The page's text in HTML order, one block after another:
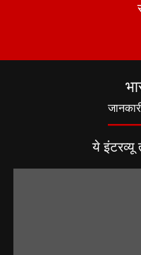
ये इंटरव्यू